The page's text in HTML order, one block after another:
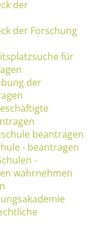
der
der Forschung
für
der
beantragen
- beantragen
-
wahrnehmen